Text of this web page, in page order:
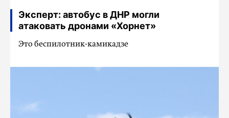
Эксперт: автобус в ДНР могли
атаковать дронами «Хорнет»
Это беспилотник-камикадзе